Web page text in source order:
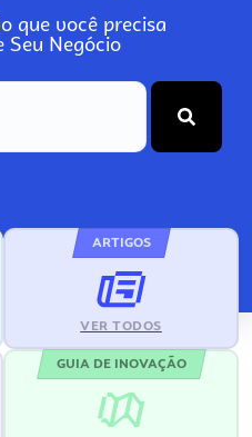
que você precisa
Seu Negócio
ARTIGOS
VER TODOS
GUIA DE INOVAÇÃO